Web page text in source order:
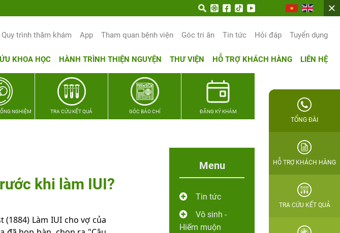
Quy trình thăm khám App Tham quan bệnh viện Góc tri ân Tin tức Hỏi đáp Tuyển dụng
KHOA HỌC HÀNH TRÌNH THIỆN NGUYỆN THƯ VIỆN HỖ TRỢ KHÁCH HÀNG LIÊN HỆ
NGHIỆM TRA CỨU KẾT QUẢ GÓC BÁO CHÍ ĐĂNG KÝ KHÁM
khi làm IUI?
Làm IUI cho vợ của
Menu
Tin tức
Vô sinh -
Hiếm muộn
TỔNG ĐÀI
HỖ TRỢ KHÁCH HÀNG
TRA CỨU KẾT QUẢ